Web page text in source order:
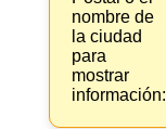
nombre de
la ciudad
para
mostrar
información: